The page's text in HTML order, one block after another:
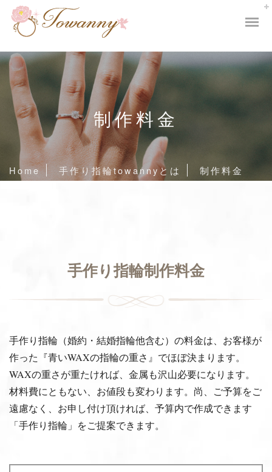
制作料金
Home 手作り指輪towannyとは 制作料金
手作り指輪制作料金
手作り指輪（婚約・結婚指輪他含む）の料金は、お客様が
作った『青いWAXの指輪の重さ』でほぼ決まります。
WAXの重さが重たければ、金属も沢山必要になります。
材料費にともない、お値段も変わります。尚、ご予算をご
遠慮なく、お申し付け頂ければ、予算内で作成できます
「手作り指輪」をご提案できます。